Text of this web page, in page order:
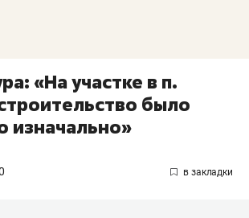
«На участке в п.
было
изначально»